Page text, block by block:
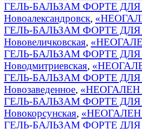
ГЕЛЬ-БАЛЬЗАМ ФОРТЕ ДЛЯ
Новоалександровск,
ГЕЛЬ-БАЛЬЗАМ ФОРТЕ ДЛЯ
Нововеличковская,
ГЕЛЬ-БАЛЬЗАМ ФОРТЕ ДЛЯ
Новодмитриевская,
ГЕЛЬ-БАЛЬЗАМ ФОРТЕ ДЛЯ
Новозаведенное,
ГЕЛЬ-БАЛЬЗАМ ФОРТЕ ДЛЯ
Новокорсунская,
ГЕЛЬ-БАЛЬЗАМ ФОРТЕ ДЛЯ